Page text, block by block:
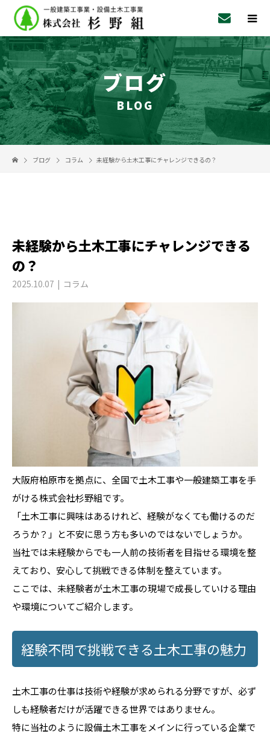
ブログ
BLOG
ブログ コラム 未経験から土木工事にチャレンジできるの？
未経験から土木工事にチャレンジできる
の？
2025.10.07 コラム
大阪府柏原市を拠点に、全国で土木工事や一般建築工事を手
がける株式会社杉野組です。
「土木工事に興味はあるけれど、経験がなくても働けるのだ
ろうか？」と不安に思う方も多いのではないでしょうか。
当社では未経験からでも一人前の技術者を目指せる環境を整
えており、安心して挑戦できる体制を整えています。
ここでは、未経験者が土木工事の現場で成長していける理由
や環境についてご紹介します。
経験不問で挑戦できる土木工事の魅力
土木工事の仕事は技術や経験が求められる分野ですが、必ず
しも経験者だけが活躍できる世界ではありません。
特に当社のように設備土木工事をメインに行っている企業で